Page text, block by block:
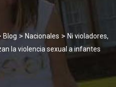
Blog> Nacionales > Ni violadores,
la violencia sexual a infantes